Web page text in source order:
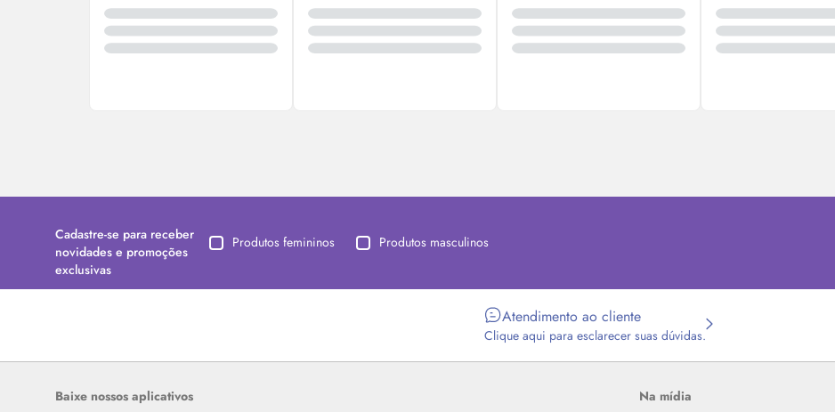
Cadastre-se para receber
novidades e promoções
exclusivas
Produtos femininos Produtos masculinos
Atendimento ao cliente
Clique aqui para esclarecer suas dúvidas.
Baixe nossos aplicativos Na mídia